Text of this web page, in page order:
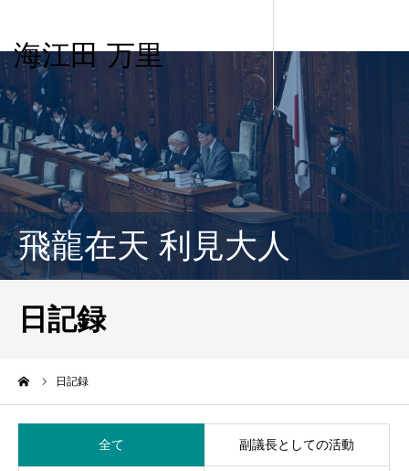
海江田 万里
飛龍在天 利見大人
日記録
日記録
全て 副議長としての活動